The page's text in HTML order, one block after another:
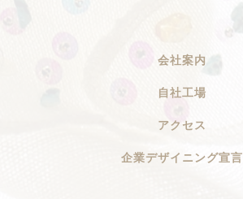
会社案内
自社工場
アクセス
企業デザイニング宣言